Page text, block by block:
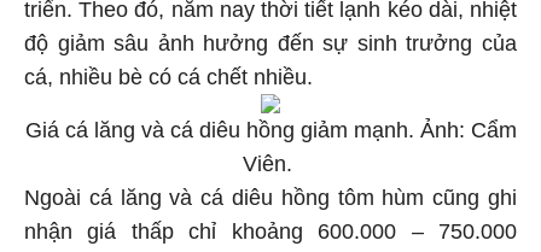
triển. Theo đó, năm nay thời tiết lạnh kéo dài, nhiệt
độ giảm sâu ảnh hưởng đến sự sinh trưởng của
cá, nhiều bè có cá chết nhiều.
Giá cá lăng và cá diêu hồng giảm mạnh. Ảnh: Cẩm
Viên.
Ngoài cá lăng và cá diêu hồng tôm hùm cũng ghi
nhận giá thấp chỉ khoảng 600.000 – 750.000